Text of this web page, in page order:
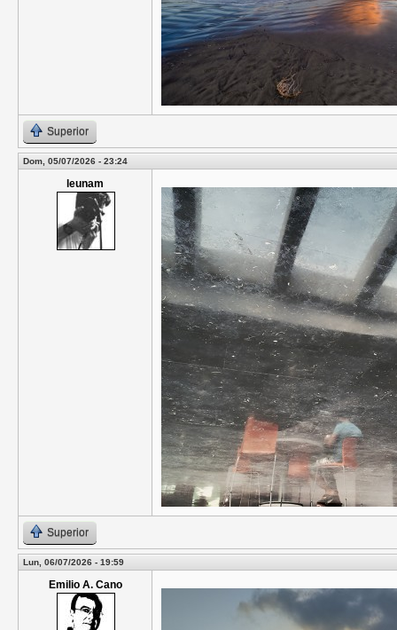
Superior
Dom, 05/07/2026 - 23:24
leunam
Superior
Lun, 06/07/2026 - 19:59
Emilio A. Cano